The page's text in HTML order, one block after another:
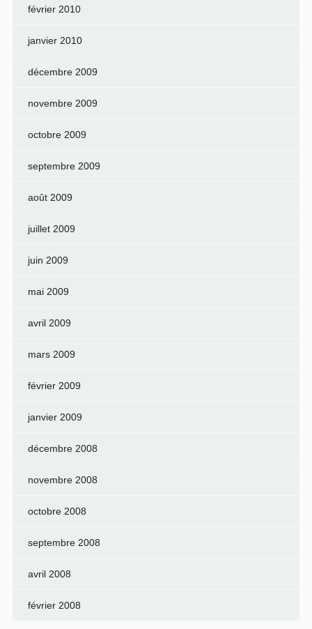
février 2010
janvier 2010
décembre 2009
novembre 2009
octobre 2009
septembre 2009
août 2009
juillet 2009
juin 2009
mai 2009
avril 2009
mars 2009
février 2009
janvier 2009
décembre 2008
novembre 2008
octobre 2008
septembre 2008
avril 2008
février 2008